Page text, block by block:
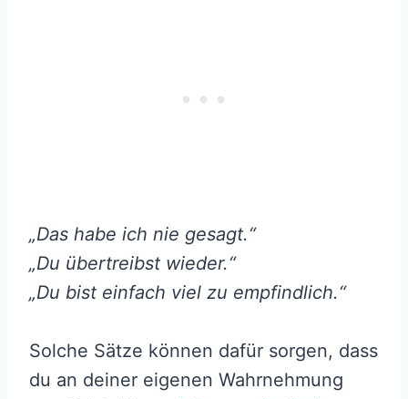
„Das habe ich nie gesagt.“
„Du übertreibst wieder.“
„Du bist einfach viel zu empfindlich.“
Solche Sätze können dafür sorgen, dass
du an deiner eigenen Wahrnehmung